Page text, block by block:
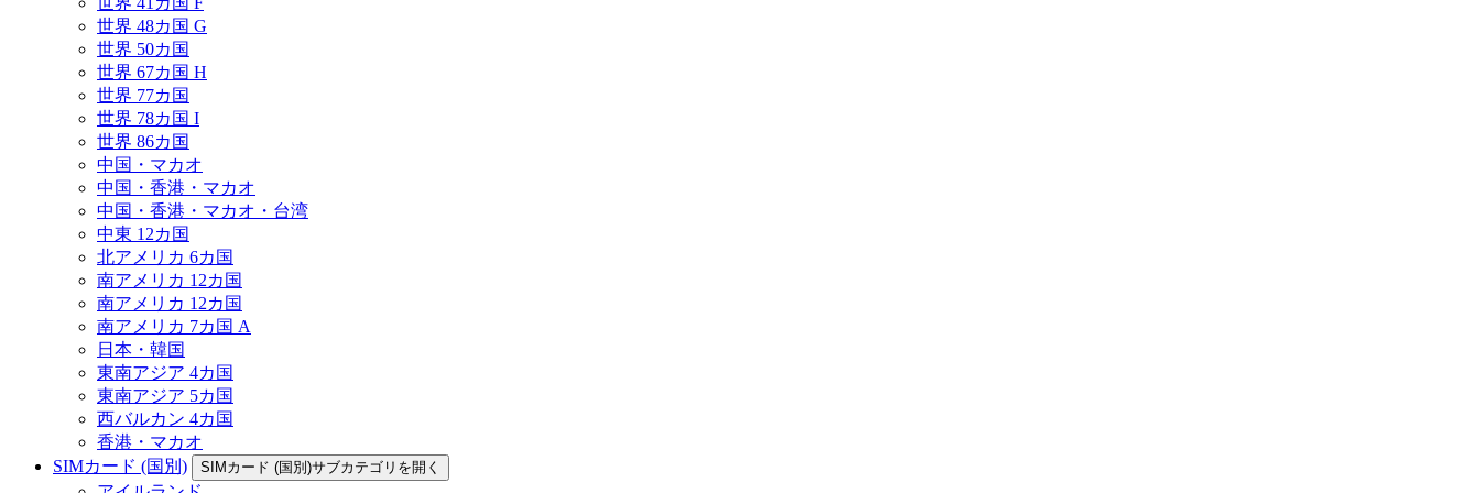
世界 48カ国 G
世界 50カ国
世界 67カ国 H
世界 77カ国
世界 78カ国 I
世界 86カ国
中国・マカオ
中国・香港・マカオ
中国・香港・マカオ・台湾
中東 12カ国
北アメリカ 6カ国
南アメリカ 12カ国
南アメリカ 12カ国
南アメリカ 7カ国 A
日本・韓国
東南アジア 4カ国
東南アジア 5カ国
西バルカン 4カ国
香港・マカオ
SIMカード (国別)
SIMカード (国別)サブカテゴリを開く